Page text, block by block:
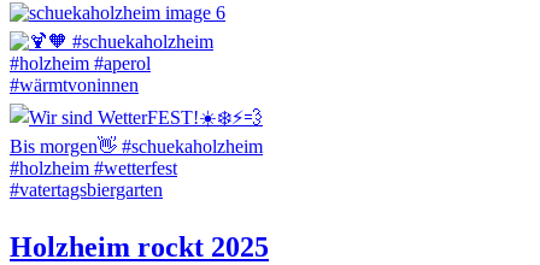
Holzheim rockt 2025